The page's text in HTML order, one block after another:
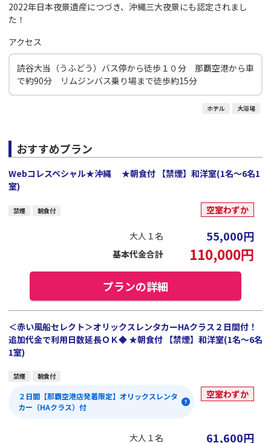
2022年日本夜景遺産につづき、沖縄三大夜景にも認定されまし
た！
アクセス
読谷大当（うふどう）バス停から徒歩１０分 那覇空港から車
で約90分 リムジンバス乗り場まで徒歩約15分
ホテル 大浴場
おすすめプラン
Webコレスペシャル★沖縄 ★朝食付 【禁煙】和洋室(1名～6名1
室)
禁煙 朝食付 空室わずか
大人１名 55,000円
基本代金合計 110,000円
プランの詳細
＜赤い風船セレクト＞オリックスレンタカーHAクラス２日間付！
追加代金で利用日数延長ＯＫ◆ ★朝食付 【禁煙】和洋室(1名～6名
1室)
禁煙 朝食付
２日間【那覇空港店発着限定】オリックスレンタ
カー（HAクラス）付
空室わずか
大人１名 61,600円